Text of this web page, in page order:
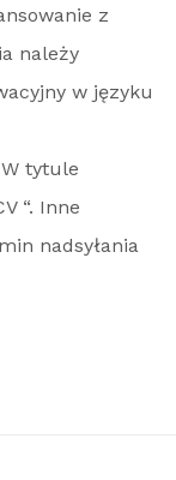
z
należy
w języku
tytule
“. Inne
nadsyłania